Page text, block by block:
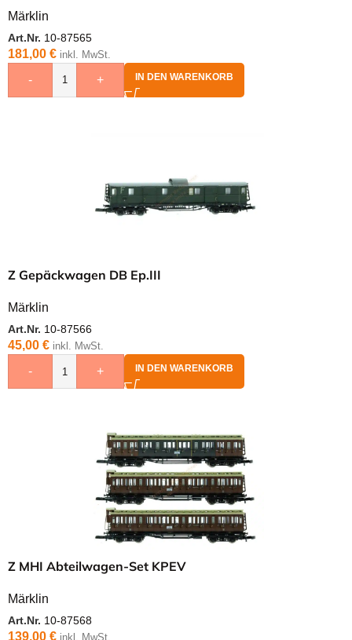
Märklin
Art.Nr. 10-87565
181,00 € inkl. MwSt.
- + IN DEN WARENKORB
Z Gepäckwagen DB Ep.III
Märklin
Art.Nr. 10-87566
45,00 € inkl. MwSt.
- + IN DEN WARENKORB
Z MHI Abteilwagen-Set KPEV
Märklin
Art.Nr. 10-87568
139,00 € inkl. MwSt.